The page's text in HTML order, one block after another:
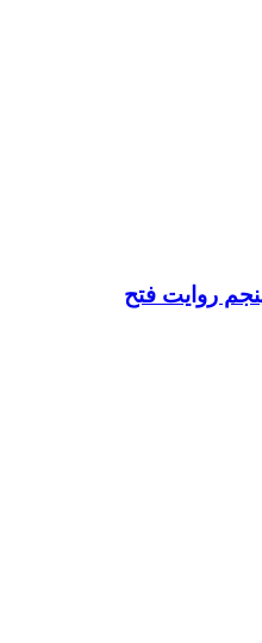
روایت فتح